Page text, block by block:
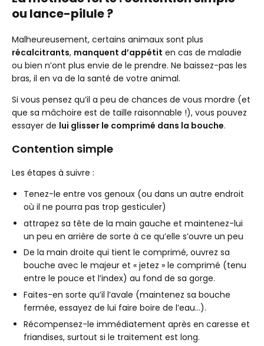
ou lance-pilule ?
Malheureusement, certains animaux sont plus
récalcitrants, manquent d’appétit en cas de maladie
ou bien n’ont plus envie de le prendre. Ne baissez-pas les
bras, il en va de la santé de votre animal.
Si vous pensez qu’il a peu de chances de vous mordre (et
que sa mâchoire est de taille raisonnable !), vous pouvez
essayer de lui glisser le comprimé dans la bouche.
Contention simple
Les étapes à suivre :
Tenez-le entre vos genoux (ou dans un autre endroit
où il ne pourra pas trop gesticuler)
attrapez sa tête de la main gauche et maintenez-lui
un peu en arrière de sorte à ce qu’elle s’ouvre un peu
De la main droite qui tient le comprimé, ouvrez sa
bouche avec le majeur et « jetez » le comprimé (tenu
entre le pouce et l’index) au fond de sa gorge.
Faites-en sorte qu’il l’avale (maintenez sa bouche
fermée, essayez de lui faire boire de l’eau…).
Récompensez-le immédiatement après en caresse et
friandises, surtout si le traitement est long.